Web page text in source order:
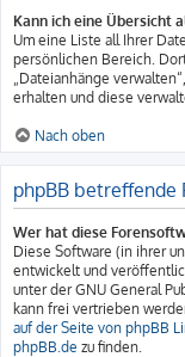
Kann ich eine Übersicht
Um eine Liste all Ihrer
persönlichen Bereich.
„Dateianhänge
erhalten und diese
Nach oben
phpBB betreffende
Wer hat diese
Diese Software (in ihrer
entwickelt und
unter der GNU General
kann frei vertrieben
auf der Seite von phpBB
phpBB.de zu finden.